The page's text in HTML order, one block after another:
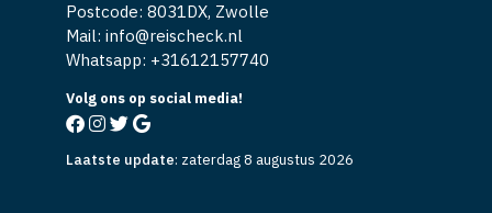
Postcode: 8031DX, Zwolle
Mail: info@reischeck.nl
Whatsapp: +31612157740
Volg ons op social media!
Laatste update: zaterdag 8 augustus 2026